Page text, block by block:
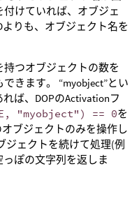
けていれば、オブジェ
りも、オブジェクト名を
つオブジェクトの数を
きます。 “myobject”とい
ば、DOPのActivationフ
"myobject") == 0を
ブジェクトのみを操作し
ジェクトを続けて処理(例
ぽの文字列を返しま